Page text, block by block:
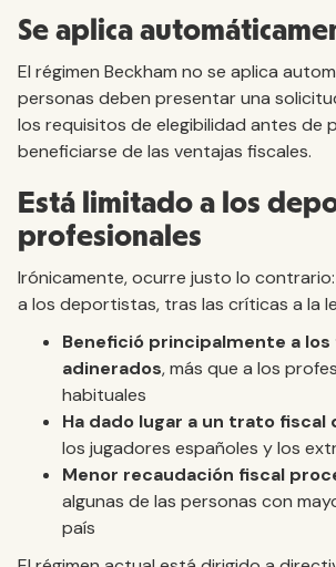
Se aplica
El régimen Beckham no se aplica
personas deben presentar una
los requisitos de elegibilidad antes de
beneficiarse de las ventajas fiscales.
Está limitado a los
profesionales
Irónicamente, ocurre justo lo
a los deportistas, tras las críticas a la
Benefició principalmente a
adinerados, más que a los
habituales
Ha dado lugar a un trato fiscal
los jugadores españoles y los
Menor recaudación fiscal
algunas de las personas con
país